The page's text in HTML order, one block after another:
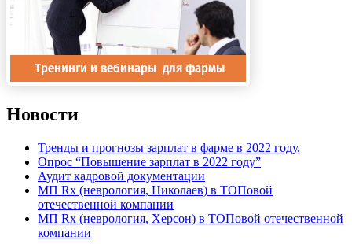
Новости
Тренды и прогнозы зарплат в фарме в 2022 году.
Опрос “Повышение зарплат в 2022 году”
Аудит кадровой документации
МП Rx (неврология, Николаев) в ТОПовой
отечественной компании
МП Rx (неврология, Херсон) в ТОПовой отечественной
компании